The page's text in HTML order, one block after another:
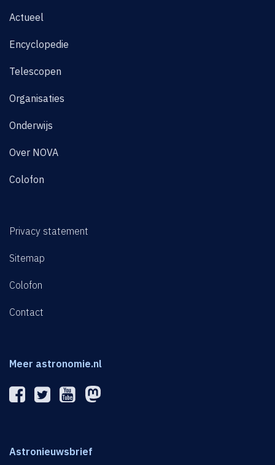
Actueel
Encyclopedie
Telescopen
Organisaties
Onderwijs
Over NOVA
Colofon
Privacy statement
Sitemap
Colofon
Contact
Meer astronomie.nl
Astronieuwsbrief